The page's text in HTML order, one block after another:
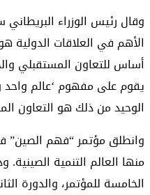
وقال رئيس الوزراء
الأهم في العلاقات الدولية
أساس للتعاون المستقبلي
يقوم على مفهوم ‘عالم واحد
الوحيد من ذلك هو التعاون
منها العالم التنمية
الخامسة للمؤتمر، والدورة